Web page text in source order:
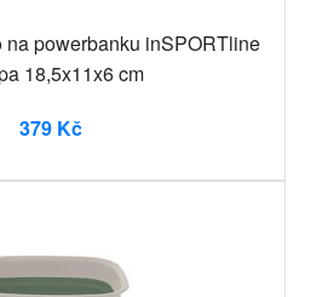
na powerbanku inSPORTline
18,5x11x6 cm
379 Kč